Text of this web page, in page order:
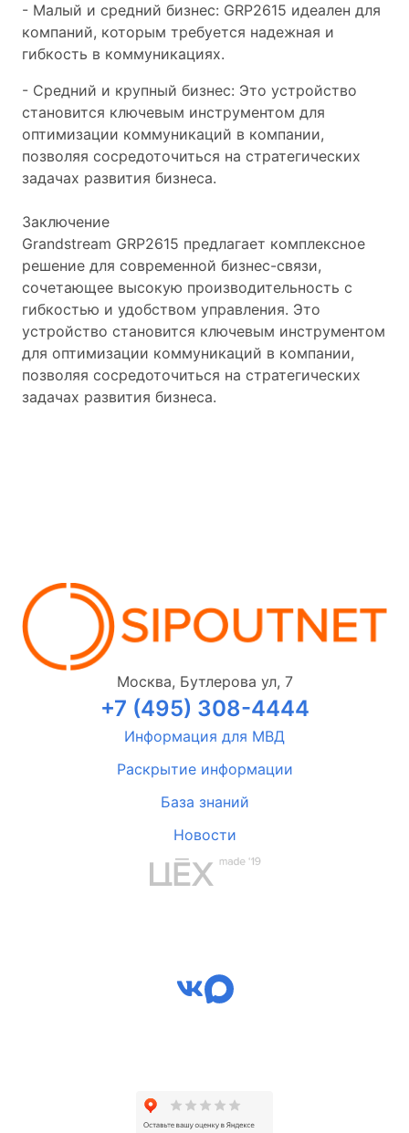
- Малый и средний бизнес: GRP2615 идеален для
компаний, которым требуется надежная и
гибкость в коммуникациях.
- Средний и крупный бизнес: Это устройство
становится ключевым инструментом для
оптимизации коммуникаций в компании,
позволяя сосредоточиться на стратегических
задачах развития бизнеса.
Заключение
Grandstream GRP2615 предлагает комплексное
решение для современной бизнес-связи,
сочетающее высокую производительность с
гибкостью и удобством управления. Это
устройство становится ключевым инструментом
для оптимизации коммуникаций в компании,
позволяя сосредоточиться на стратегических
задачах развития бизнеса.
Москва, Бутлерова ул, 7
+7 (495) 308-4444
Информация для МВД
Раскрытие информации
База знаний
Новости